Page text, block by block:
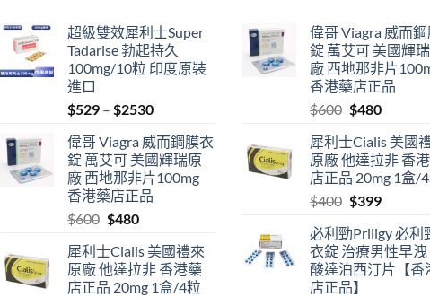
超級雙效犀利士Super
Tadarise 勃起持久
100mg/10粒 印度原裝
進口
$529 – $2530Price
$529
through
$2530
偉哥 Viagra 威而鋼膜衣
錠 萬艾可 美國輝瑞原
廠 西地那非片100mg
香港藥店正品
$600 Original
was:
$600.
$480Current
is:
$480.
犀利士Cialis 美國禮來
原廠 他達拉非 香港藥
店正品 20mg 1盒/4粒
偉哥 Viagra 威而
錠 萬艾可 美國輝
廠 西地那非片
香港藥店正品
$600 Original
was:
$600.
$480Current
is:
$480.
犀利士Cialis 美國
原廠 他達拉非 香
店正品 20mg 1盒/
$400 Original
was:
$400.
$399Current
is:
$399.
必利勁Priligy 必利
衣錠 治療男性早洩
酸達泊西汀片【香
店正品】